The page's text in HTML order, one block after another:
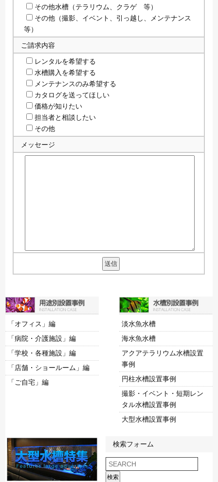
その他水槽（テラリウム、クラゲ 等）
その他（撮影、イベント、引っ越し、メンテナンス
等）
ご請求内容
レンタルを希望する
水槽購入を希望する
メンテナンスのみ希望する
カタログを送ってほしい
価格が知りたい
担当者と相談したい
その他
メッセージ
「オフィス」編
「病院・介護施設」編
「学校・各種施設」編
「店舗・ショールーム」編
「ご自宅」編
淡水魚水槽
海水魚水槽
アクアテラリウム水槽設置
事例
円柱水槽設置事例
撮影・イベント・短期レン
タル水槽設置事例
大型水槽設置事例
検索フォーム
検索